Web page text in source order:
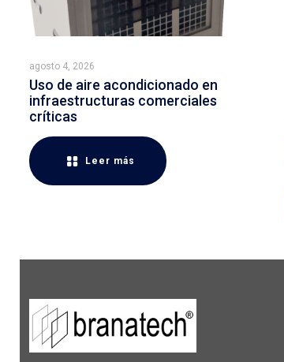
agosto 4, 2026
Uso de aire acondicionado en
infraestructuras comerciales
críticas
Leer más